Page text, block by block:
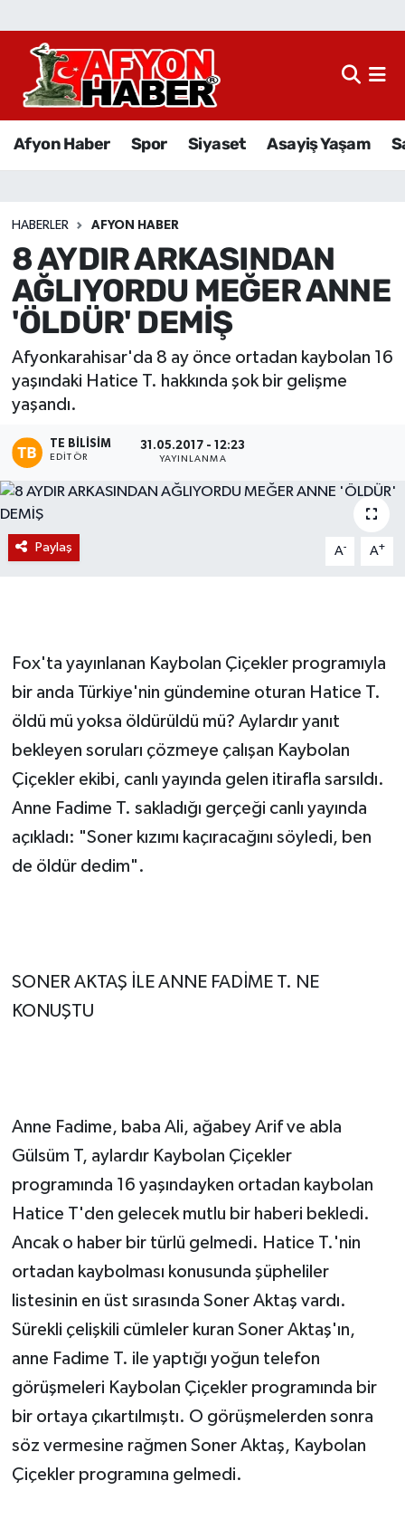
Afyon Haber Spor Siyaset Asayiş Yaşam
HABERLER AFYON HABER
8 AYDIR ARKASINDAN
AĞLIYORDU MEĞER ANNE
'ÖLDÜR' DEMİŞ
Afyonkarahisar'da 8 ay önce ortadan kaybolan 16
yaşındaki Hatice T. hakkında şok bir gelişme
yaşandı.
TE BILISIM
EDITÖR
31.05.2017 - 12:23
YAYINLANMA
Paylaş A- A+
Fox'ta yayınlanan Kaybolan Çiçekler programıyla
bir anda Türkiye'nin gündemine oturan Hatice T.
öldü mü yoksa öldürüldü mü? Aylardır yanıt
bekleyen soruları çözmeye çalışan Kaybolan
Çiçekler ekibi, canlı yayında gelen itirafla sarsıldı.
Anne Fadime T. sakladığı gerçeği canlı yayında
açıkladı: "Soner kızımı kaçıracağını söyledi, ben
de öldür dedim".
SONER AKTAŞ İLE ANNE FADİME T. NE
KONUŞTU
Anne Fadime, baba Ali, ağabey Arif ve abla
Gülsüm T, aylardır Kaybolan Çiçekler
programında 16 yaşındayken ortadan kaybolan
Hatice T'den gelecek mutlu bir haberi bekledi.
Ancak o haber bir türlü gelmedi. Hatice T.'nin
ortadan kaybolması konusunda şüpheliler
listesinin en üst sırasında Soner Aktaş vardı.
Sürekli çelişkili cümleler kuran Soner Aktaş'ın,
anne Fadime T. ile yaptığı yoğun telefon
görüşmeleri Kaybolan Çiçekler programında bir
bir ortaya çıkartılmıştı. O görüşmelerden sonra
söz vermesine rağmen Soner Aktaş, Kaybolan
Çiçekler programına gelmedi.
Afyon Haber
Sağlık
Eğitim
Ekonomi
Magazin
Etkinlikler